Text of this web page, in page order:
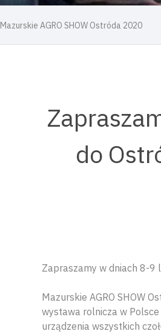
Mazurskie AGRO SHOW Ostróda 2020
do
Zapraszamy w dniach 8-9
Mazurskie AGRO SHOW
wystawa rolnicza w
urządzenia wszystkich